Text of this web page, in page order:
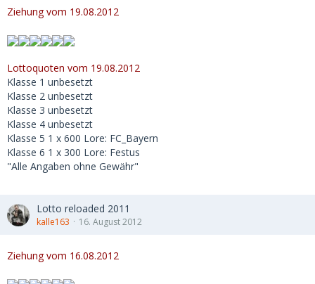
Ziehung vom 19.08.2012
Lottoquoten vom 19.08.2012
Klasse 1 unbesetzt
Klasse 2 unbesetzt
Klasse 3 unbesetzt
Klasse 4 unbesetzt
Klasse 5 1 x 600 Lore: FC_Bayern
Klasse 6 1 x 300 Lore: Festus
"Alle Angaben ohne Gewähr"
Lotto reloaded 2011
kalle163 16. August 2012
Ziehung vom 16.08.2012